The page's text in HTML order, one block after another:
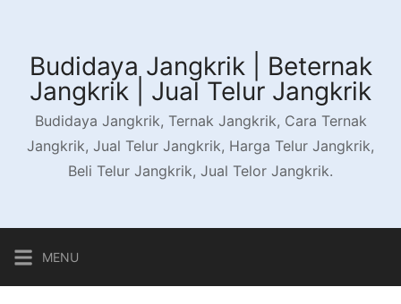
contentBudidaya Jangkrik | Beternak
Jangkrik | Jual Telur Jangkrik
Budidaya Jangkrik, Ternak Jangkrik, Cara Ternak
Jangkrik, Jual Telur Jangkrik, Harga Telur Jangkrik,
Beli Telur Jangkrik, Jual Telor Jangkrik.
MENU